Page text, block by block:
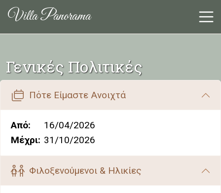
Villa Panorama
Villa Panorama
Γενικές Πολιτικές
Πότε Είμαστε Ανοιχτά
Από:
16/04/2026
Μέχρι: 31/10/2026
Φιλοξενούμενοι & Ηλικίες